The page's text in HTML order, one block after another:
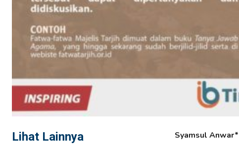
Lihat Lainnya Syamsul Anwar*